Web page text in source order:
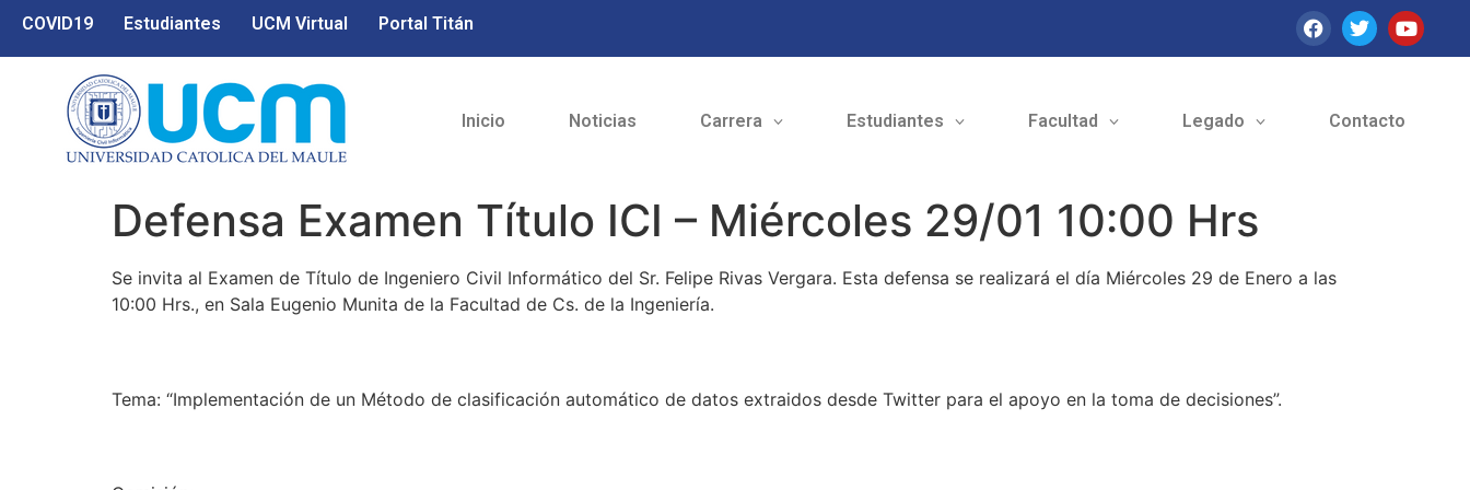
COVID19 Estudiantes UCM Virtual Portal Titán
Inicio Noticias Carrera Estudiantes Facultad Legado Contacto
Defensa Examen Título ICI – Miércoles 29/01 10:00 Hrs
Se invita al Examen de Título de Ingeniero Civil Informático del Sr. Felipe Rivas Vergara. Esta defensa se realizará el día Miércoles 29 de Enero a las
10:00 Hrs., en Sala Eugenio Munita de la Facultad de Cs. de la Ingeniería.
Tema: “Implementación de un Método de clasificación automático de datos extraidos desde Twitter para el apoyo en la toma de decisiones”.